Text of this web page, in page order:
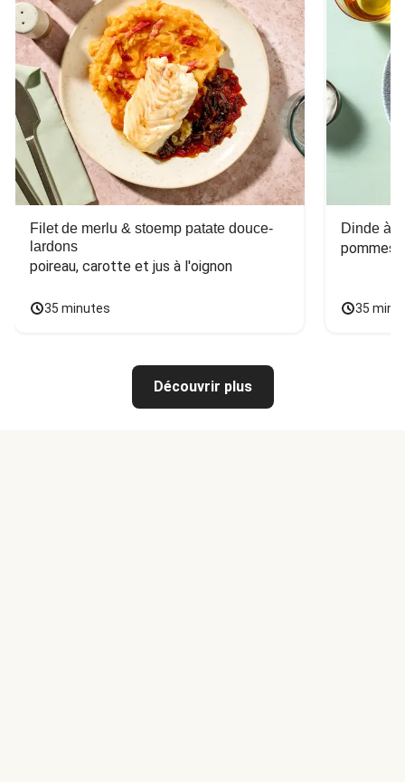
Filet de merlu & stoemp patate douce-
lardons
poireau, carotte et jus à l'oignon
35 minutes
Dinde à
pommes
35
Découvrir plus